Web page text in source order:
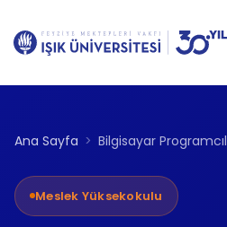
Ana Sayfa Bilgisayar
Meslek Yüksekokulu